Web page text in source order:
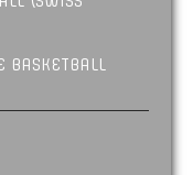
BASKETBALL